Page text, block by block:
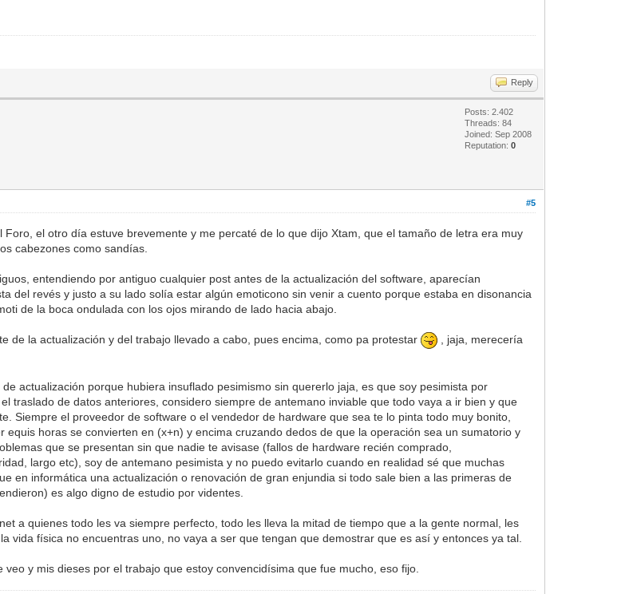
Reply
Posts: 2.402
Threads: 84
Joined: Sep 2008
Reputation:0
#5
el otro día estuve brevemente y me percaté de lo que dijo Xtam, que el tamaño de letra era muy
cabezones como sandías.
entendiendo por antiguo cualquier post antes de la actualización del software, aparecían
del revés y justo a su lado solía estar algún emoticono sin venir a cuento porque estaba en disonancia
de la boca ondulada con los ojos mirando de lado hacia abajo.
de la actualización y del trabajo llevado a cabo, pues encima, como pa protestar
, jaja, merecería
actualización porque hubiera insuflado pesimismo sin quererlo jaja, es que soy pesimista por
traslado de datos anteriores, considero siempre de antemano inviable que todo vaya a ir bien y que
Siempre el proveedor de software o el vendedor de hardware que sea te lo pinta todo muy bonito,
horas se convierten en (x+n) y encima cruzando dedos de que la operación sea un sumatorio y
que se presentan sin que nadie te avisase (fallos de hardware recién comprado,
largo etc), soy de antemano pesimista y no puedo evitarlo cuando en realidad sé que muchas
en informática una actualización o renovación de gran enjundia si todo sale bien a las primeras de
es algo digno de estudio por videntes.
a quienes todo les va siempre perfecto, todo les lleva la mitad de tiempo que a la gente normal, les
vida física no encuentras uno, no vaya a ser que tengan que demostrar que es así y entonces ya tal.
y mis dieses por el trabajo que estoy convencidísima que fue mucho, eso fijo.